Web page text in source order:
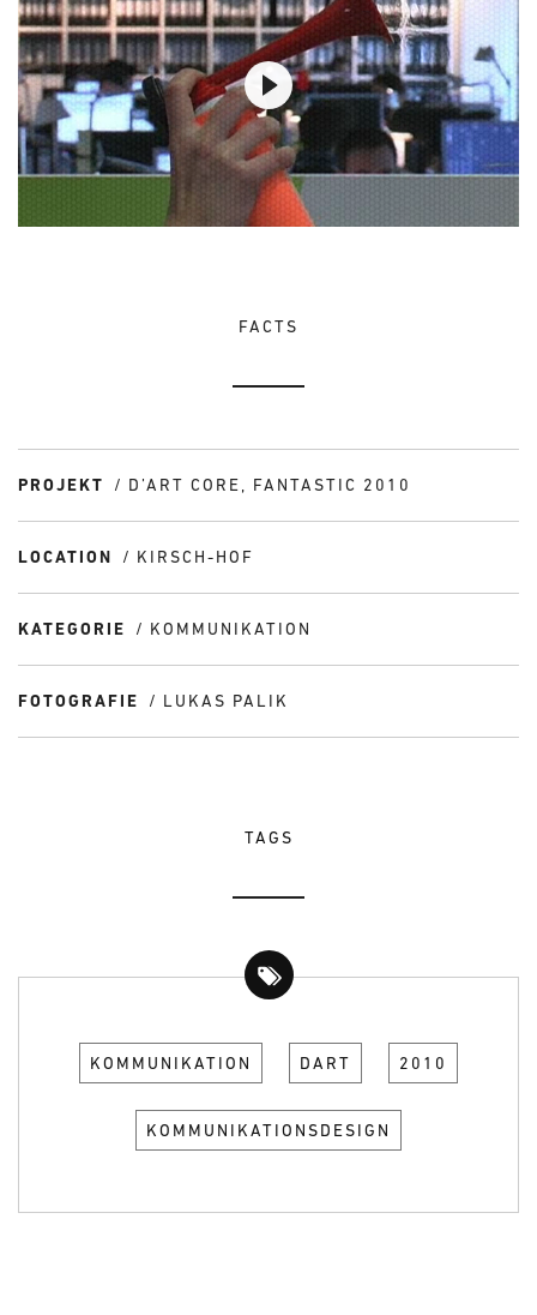
FACTS
PROJEKT D’ART CORE, FANTASTIC 2010
LOCATION KIRSCH-HOF
KATEGORIE KOMMUNIKATION
FOTOGRAFIE LUKAS PALIK
TAGS
KOMMUNIKATION DART 2010
KOMMUNIKATIONSDESIGN